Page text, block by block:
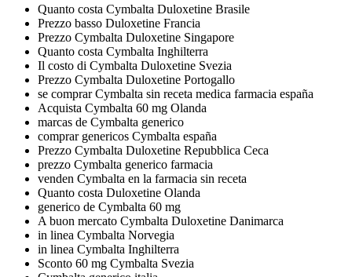
Quanto costa Cymbalta Duloxetine Brasile
Prezzo basso Duloxetine Francia
Prezzo Cymbalta Duloxetine Singapore
Quanto costa Cymbalta Inghilterra
Il costo di Cymbalta Duloxetine Svezia
Prezzo Cymbalta Duloxetine Portogallo
se comprar Cymbalta sin receta medica farmacia españa
Acquista Cymbalta 60 mg Olanda
marcas de Cymbalta generico
comprar genericos Cymbalta españa
Prezzo Cymbalta Duloxetine Repubblica Ceca
prezzo Cymbalta generico farmacia
venden Cymbalta en la farmacia sin receta
Quanto costa Duloxetine Olanda
generico de Cymbalta 60 mg
A buon mercato Cymbalta Duloxetine Danimarca
in linea Cymbalta Norvegia
in linea Cymbalta Inghilterra
Sconto 60 mg Cymbalta Svezia